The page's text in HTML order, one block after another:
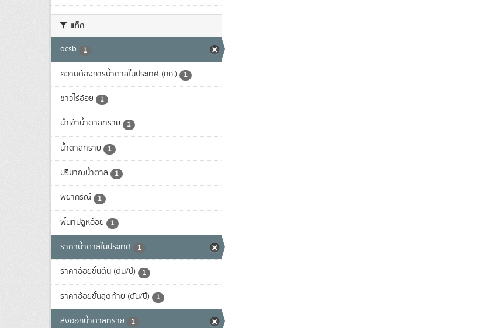
แท็ค
ocsb 1
ความต้องการน้ำตาลในประเทศ (กก.) 1
ชาวไร่อ้อย 1
นำเข้าน้ำตาลทราย 1
น้ำตาลทราย 1
ปริมาณน้ำตาล 1
พยากรณ์ 1
พื้นที่ปลูหอ้อย 1
ราคาน้ำตาลในประเทศ 1
ราคาอ้อยขั้นต้น (ตัน/ปี) 1
ราคาอ้อยขั้นสุดท้าย (ตัน/ปี) 1
ส่งออกน้ำตาลทราย 1